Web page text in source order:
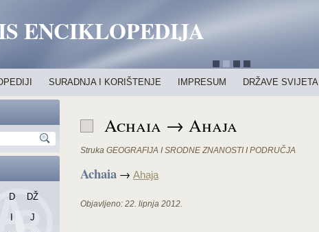
ENCIKLOPEDIJA
SURADNJA I KORIŠTENJE IMPRESUM DRŽAVE SVIJETA
D
DŽ
J
Achaia → Ahaja
Struka GEOGRAFIJA I SRODNE ZNANOSTI I PODRUČJA
Achaia → Ahaja
Objavljeno: 22. lipnja 2012.